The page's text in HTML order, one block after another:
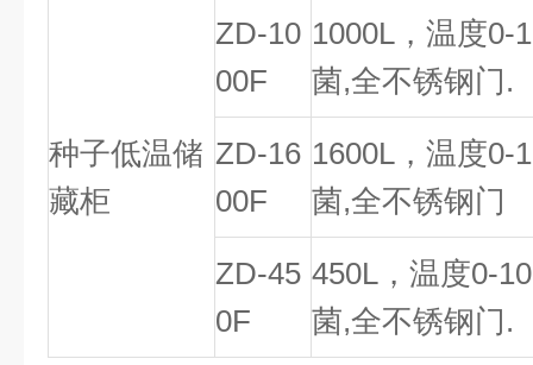
种子低温储
藏柜
ZD-10
00F
1000L，温度0-
菌,全不锈钢门.
ZD-16
00F
1600L，温度0-
菌,全不锈钢门
ZD-45
0F
450L，温度0-
菌,全不锈钢门.